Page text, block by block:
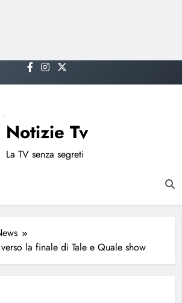
Notizie Tv
La TV senza segreti
la finale di Tale e Quale show